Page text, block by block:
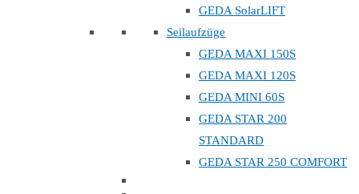
GEDA SolarLIFT
Seilaufzüge
GEDA MAXI 150S
GEDA MAXI 120S
GEDA MINI 60S
GEDA STAR 200
STANDARD
GEDA STAR 250 COMFORT